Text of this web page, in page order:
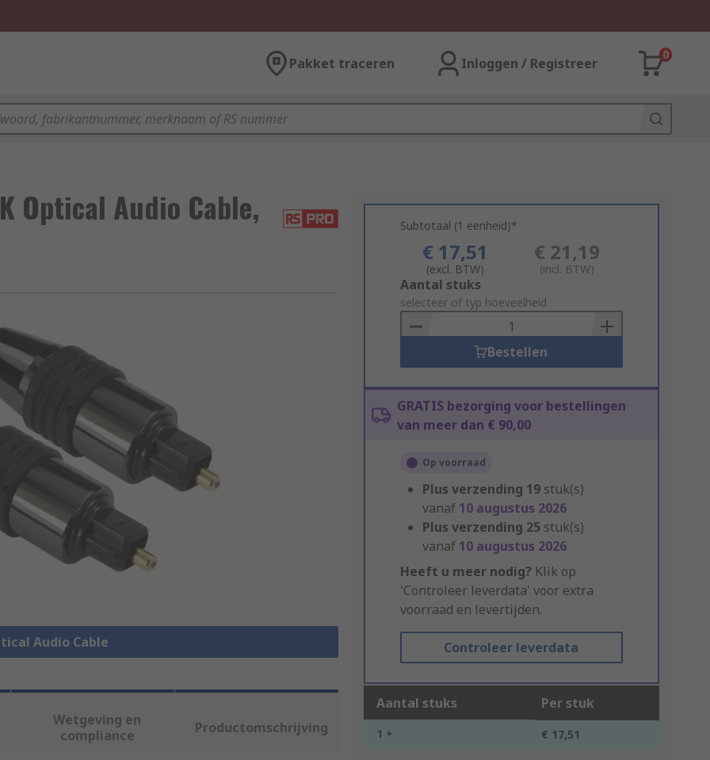
Pakket traceren Inloggen / Registreer
0
Optical Audio Cable,
Audio Cable
Subtotaal (1 eenheid)*
€ 17,51
(excl. BTW)
€ 21,19
(incl. BTW)
Add
to
Basket
Aantal stuks
selecteer of typ hoeveelheid
Bestellen
GRATIS bezorging voor bestellingen
van meer dan € 90,00
Op voorraad
Plus verzending 19 stuk(s)
vanaf 10 augustus 2026
Plus verzending 25 stuk(s)
vanaf 10 augustus 2026
Heeft u meer nodig? Klik op
'Controleer leverdata' voor extra
voorraad en levertijden.
Controleer leverdata
Aantal stuks Per stuk
1 + € 17,51
Wetgeving en
compliance
Productomschrijving